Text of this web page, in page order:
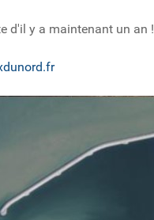
d'il y a maintenant un an !